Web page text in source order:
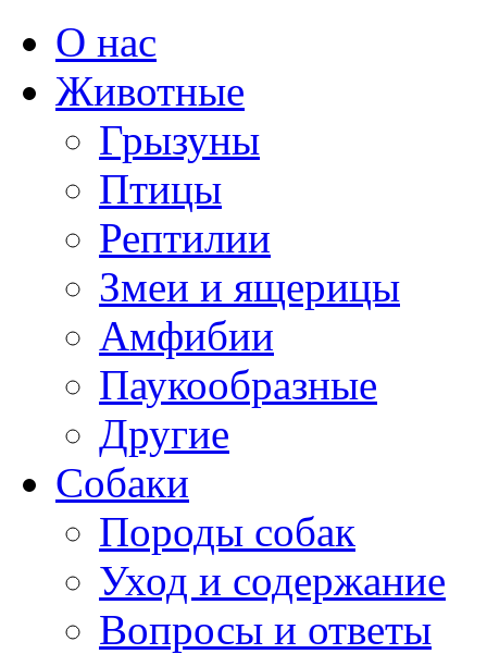
О нас
Животные
Грызуны
Птицы
Рептилии
Змеи и ящерицы
Амфибии
Паукообразные
Другие
Собаки
Породы собак
Уход и содержание
Вопросы и ответы